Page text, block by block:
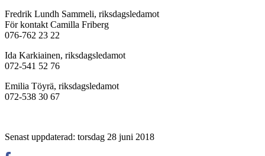
Fredrik Lundh Sammeli, riksdagsledamot
För kontakt Camilla Friberg
076-762 23 22
Ida Karkiainen, riksdagsledamot
072-541 52 76
Emilia Töyrä, riksdagsledamot
072-538 30 67
Senast uppdaterad: torsdag 28 juni 2018